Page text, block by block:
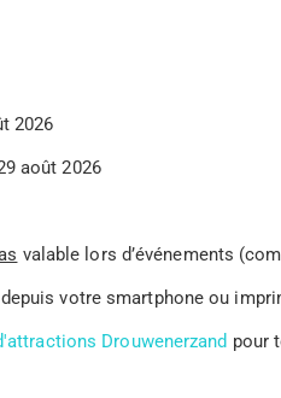
2026
août 2026
valable lors d’événements
votre smartphone ou
Drouwenerzand pour